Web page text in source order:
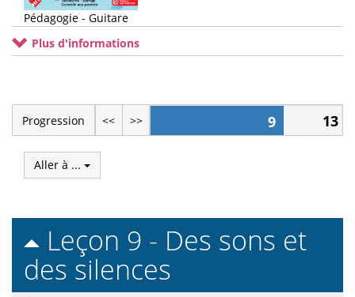
Pédagogie - Guitare
Plus d'informations
Progression << >> 9 13
Aller à ...
Leçon 9 - Des sons et
des silences